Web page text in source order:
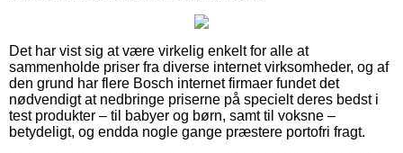
Det har vist sig at være virkelig enkelt for alle at
sammenholde priser fra diverse internet virksomheder, og af
den grund har flere Bosch internet firmaer fundet det
nødvendigt at nedbringe priserne på specielt deres bedst i
test produkter – til babyer og børn, samt til voksne –
betydeligt, og endda nogle gange præstere portofri fragt.